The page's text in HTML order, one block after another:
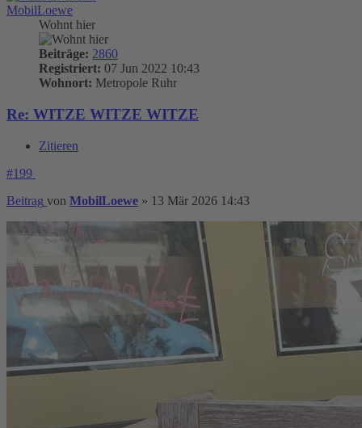
MobilLoewe
Wohnt hier
Beiträge: 2860
Registriert: 07 Jun 2022 10:43
Wohnort: Metropole Ruhr
Re: WITZE WITZE WITZE
Zitieren
#199
Beitrag von MobilLoewe » 13 Mär 2026 14:43